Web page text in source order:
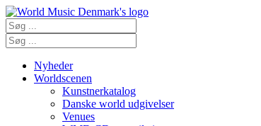
Nyheder
Worldscenen
Kunstnerkatalog
Danske world udgivelser
Venues